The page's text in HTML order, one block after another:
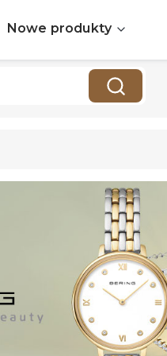
WyczyśćSzukaj
Nowe produkty